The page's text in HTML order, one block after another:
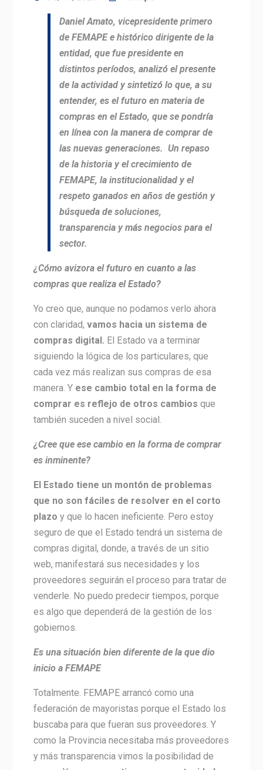
Daniel Amato, vicepresidente primero
de FEMAPE e histórico dirigente de la
entidad, que fue presidente en
distintos períodos, analizó el presente
de la actividad y sintetizó lo que, a su
entender, es el futuro en materia de
compras en el Estado, que se pondría
en línea con la manera de comprar de
las nuevas generaciones. Un repaso
de la historia y el crecimiento de
FEMAPE, la institucionalidad y el
respeto ganados en años de gestión y
búsqueda de soluciones,
transparencia y más negocios para el
sector.
¿Cómo avizora el futuro en cuanto a las
compras que realiza el Estado?
Yo creo que, aunque no podamos verlo ahora
con claridad, vamos hacia un sistema de
compras digital. El Estado va a terminar
siguiendo la lógica de los particulares, que
cada vez más realizan sus compras de esa
manera. Yese cambio total en la forma de
comprar es reflejo de otros cambios que
también suceden a nivel social.
¿Cree que ese cambio en la forma de comprar
es inminente?
El Estado tiene un montón de problemas
que no son fáciles de resolver en el corto
plazo y que lo hacen ineficiente. Pero estoy
seguro de que el Estado tendrá un sistema de
compras digital, donde, a través de un sitio
web, manifestará sus necesidades y los
proveedores seguirán el proceso para tratar de
venderle. No puedo predecir tiempos, porque
es algo que dependerá de la gestión de los
gobiernos.
Es una situación bien diferente de la que dio
inicio a FEMAPE
Totalmente. FEMAPE arrancó como una
federación de mayoristas porque el Estado los
buscaba para que fueran sus proveedores. Y
como la Provincia necesitaba más proveedores
y más transparencia vimos la posibilidad de